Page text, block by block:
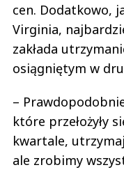
cen. Dodatkowo,
Virginia,
zakłada
osiągniętym w
–
które przełożyły
kwartale,
ale zrobimy